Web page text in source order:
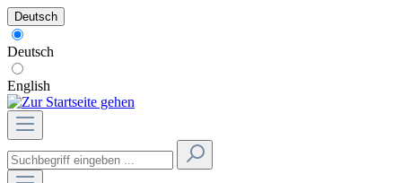
Deutsch
Deutsch
English